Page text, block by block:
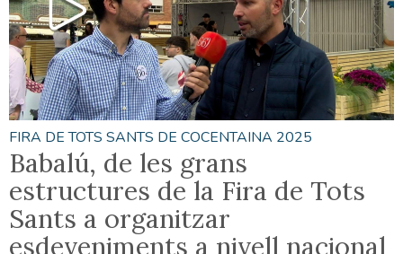
FIRA DE TOTS SANTS DE COCENTAINA 2025
Babalú, de les grans
estructures de la Fira de Tots
Sants a organitzar
esdeveniments a nivell nacional